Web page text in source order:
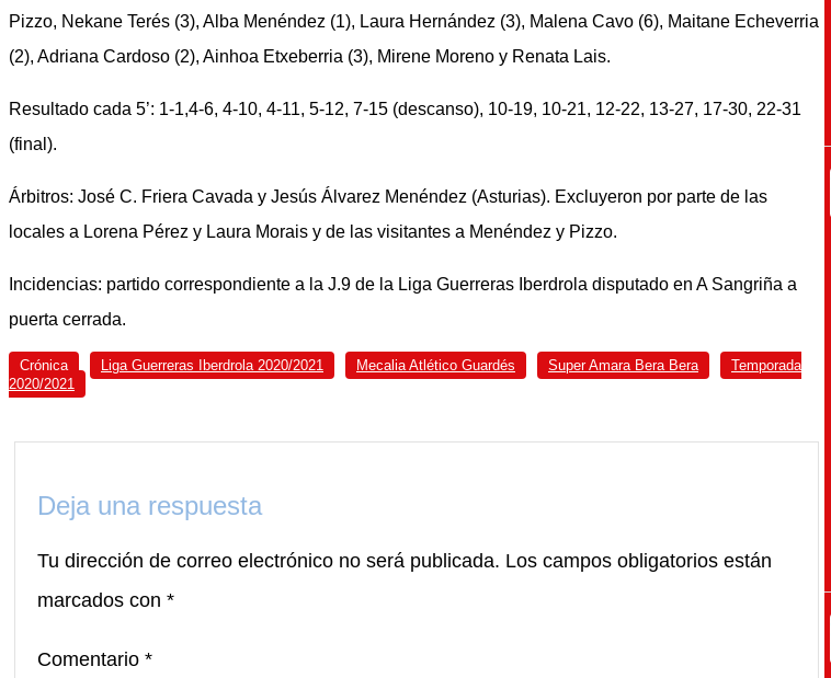
Pizzo, Nekane Terés (3), Alba Menéndez (1), Laura Hernández (3), Malena Cavo (6), Maitane Echeverria
(2), Adriana Cardoso (2), Ainhoa Etxeberria (3), Mirene Moreno y Renata Lais.
Resultado cada 5’: 1-1,4-6, 4-10, 4-11, 5-12, 7-15 (descanso), 10-19, 10-21, 12-22, 13-27, 17-30, 22-31
(final).
Árbitros: José C. Friera Cavada y Jesús Álvarez Menéndez (Asturias). Excluyeron por parte de las
locales a Lorena Pérez y Laura Morais y de las visitantes a Menéndez y Pizzo.
Incidencias: partido correspondiente a la J.9 de la Liga Guerreras Iberdrola disputado en A Sangriña a
puerta cerrada.
Crónica Liga Guerreras Iberdrola 2020/2021 Mecalia Atlético Guardés Super Amara Bera Bera
Temporada
2020/2021
Deja una respuesta
Tu dirección de correo electrónico no será publicada. Los campos obligatorios están
marcados con *
Comentario *